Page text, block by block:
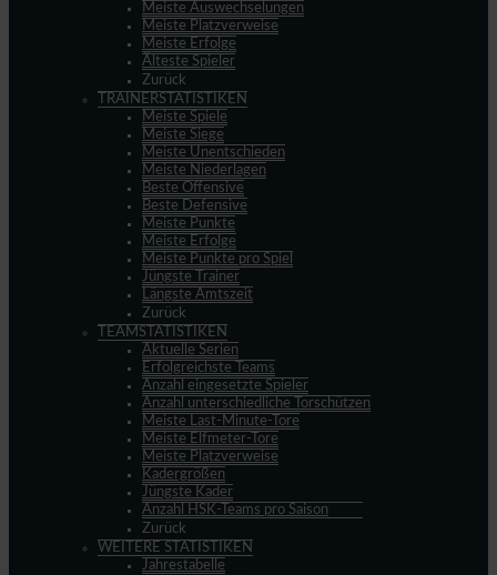
Meiste Auswechselungen
Meiste Platzverweise
Meiste Erfolge
Älteste Spieler
Zurück
TRAINERSTATISTIKEN
Meiste Spiele
Meiste Siege
Meiste Unentschieden
Meiste Niederlagen
Beste Offensive
Beste Defensive
Meiste Punkte
Meiste Erfolge
Meiste Punkte pro Spiel
Jüngste Trainer
Längste Amtszeit
Zurück
TEAMSTATISTIKEN
Aktuelle Serien
Erfolgreichste Teams
Anzahl eingesetzte Spieler
Anzahl unterschiedliche Torschützen
Meiste Last-Minute-Tore
Meiste Elfmeter-Tore
Meiste Platzverweise
Kadergrößen
Jüngste Kader
Anzahl HSK-Teams pro Saison
Zurück
WEITERE STATISTIKEN
Jahrestabelle